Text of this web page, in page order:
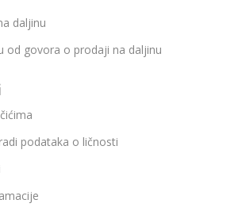
daljinu
od govora o prodaji na daljinu
podataka o ličnosti